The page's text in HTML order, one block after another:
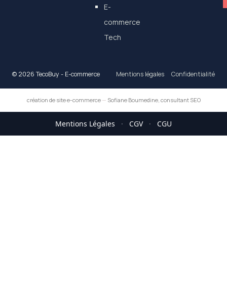
E-
commerce
Tech
© 2026 TecoBuy - E-commerce Mentions légales Confidentialité
création de site e-commerce— Sofiane Boumedine, consultant SEO
Mentions Légales · CGV · CGU